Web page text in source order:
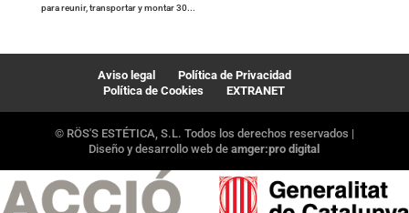
para reunir, transportar y montar 30...
Aviso legal
Política de Privacidad
Política de Cookies
EXTRANET
© RÖS'S ESTÉTICA, S.L. Todos los derechos reservados |
Diseño y desarrollo web deamger:pro digital